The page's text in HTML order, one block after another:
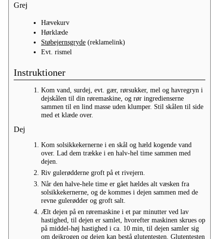
Grej
Hævekurv
Hørklæde
Støbejernsgryde (reklamelink)
Evt. rismel
Instruktioner
Kom vand, surdej, evt. gær, rørsukker, mel og havregryn i
dejskålen til din røremaskine, og rør ingredienserne
sammen til en lind masse uden klumper. Stil skålen til side
med et klæde over.
Dej
Kom solsikkekernerne i en skål og hæld kogende vand
over. Lad dem trække i en halv-hel time sammen med
dejen.
Riv gulerødderne groft på et rivejern.
Når den halve-hele time er gået hældes alt væsken fra
solsikkekernerne, og de kommes i dejen sammen med de
revne gulerødder og groft salt.
Ælt dejen på en røremaskine i et par minutter ved lav
hastighed, til dejen er samlet, hvorefter maskinen skrues op
på middel-høj hastighed i ca. 10 min, til dejen samler sig
om dejkrogen og dejen kan bestå glutentesten. Glutentesten